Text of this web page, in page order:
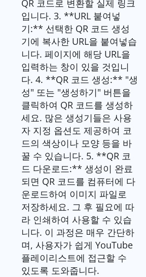
QR 코드로 변환할 실제 링크
입니다. 3. **URL 붙여넣
기:** 선택한 QR 코드 생성
기에 복사한 URL을 붙여넣습
니다. 페이지에 해당 URL을
입력하는 창이 있을 것입니
다. 4. **QR 코드 생성:** "생
성" 또는 "생성하기" 버튼을
클릭하여 QR 코드를 생성하
세요. 많은 생성기들은 사용
자 지정 옵션도 제공하여 코
드의 색상이나 모양 등을 바
꿀 수 있습니다. 5. **QR 코
드 다운로드:** 생성이 완료
되면 QR 코드를 컴퓨터에 다
운로드하여 이미지 파일로
저장하세요. 그 후 필요에 따
라 인쇄하여 사용할 수 있습
니다. 이 과정은 매우 간단하
며, 사용자가 쉽게 YouTube
플레이리스트에 접근할 수
있도록 도와줍니다.